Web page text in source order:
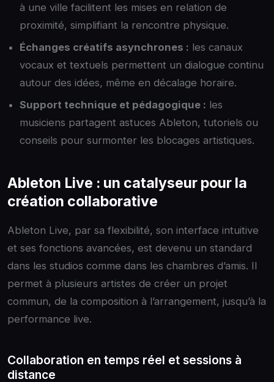
à une ville facilitent les mises en relation de
proximité, simplifiant la rencontre physique.
Échanges créatifs asynchrones : les canaux
vocaux et textuels permettent un dialogue continu
autour des idées, même en décalage horaire.
Support technique et pédagogique : les
musiciens partagent astuces Ableton, tutoriels ou
conseils pour surmonter les blocages artistiques.
Ableton Live : un catalyseur pour la
création collaborative
Ableton Live, par sa flexibilité, son interface intuitive
et ses fonctions avancées, est devenu un standard
dans les studios comme dans les chambres d’amis. Il
permet à plusieurs artistes de créer un projet
commun, de la composition à l’arrangement, jusqu’à la
performance live.
Collaboration en temps réel et sessions à
distance